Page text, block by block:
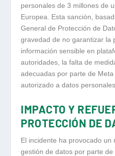
personales de 3 millones de
Europea. Esta sanción,
General de Protección de
gravedad de no garantizar la
información sensible en
autoridades, la falta de
adecuadas por parte de
autorizado a datos
IMPACTO Y
PROTECCIÓN DE
El incidente ha provocado un
gestión de datos por parte